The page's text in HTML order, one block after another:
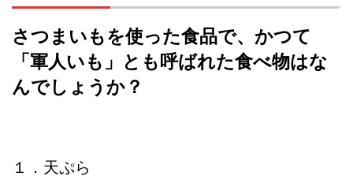
さつまいもを使った食品で、かつて
「軍人いも」とも呼ばれた食べ物はな
んでしょうか？
１．天ぷら